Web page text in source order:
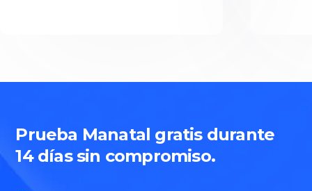
Prueba Manatal gratis durante
14 días sin compromiso.